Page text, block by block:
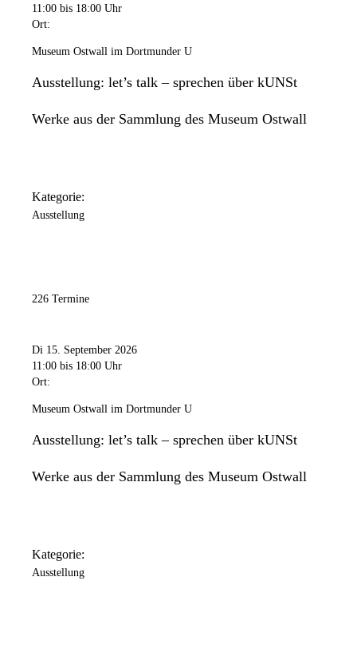
11:00 bis 18:00 Uhr
Ort:
Museum Ostwall im Dortmunder U
Ausstellung: let’s talk – sprechen über kUNSt
Werke aus der Sammlung des Museum Ostwall
Kategorie:
Ausstellung
226 Termine
Di 15. September 2026
11:00 bis 18:00 Uhr
Ort:
Museum Ostwall im Dortmunder U
Ausstellung: let’s talk – sprechen über kUNSt
Werke aus der Sammlung des Museum Ostwall
Kategorie:
Ausstellung